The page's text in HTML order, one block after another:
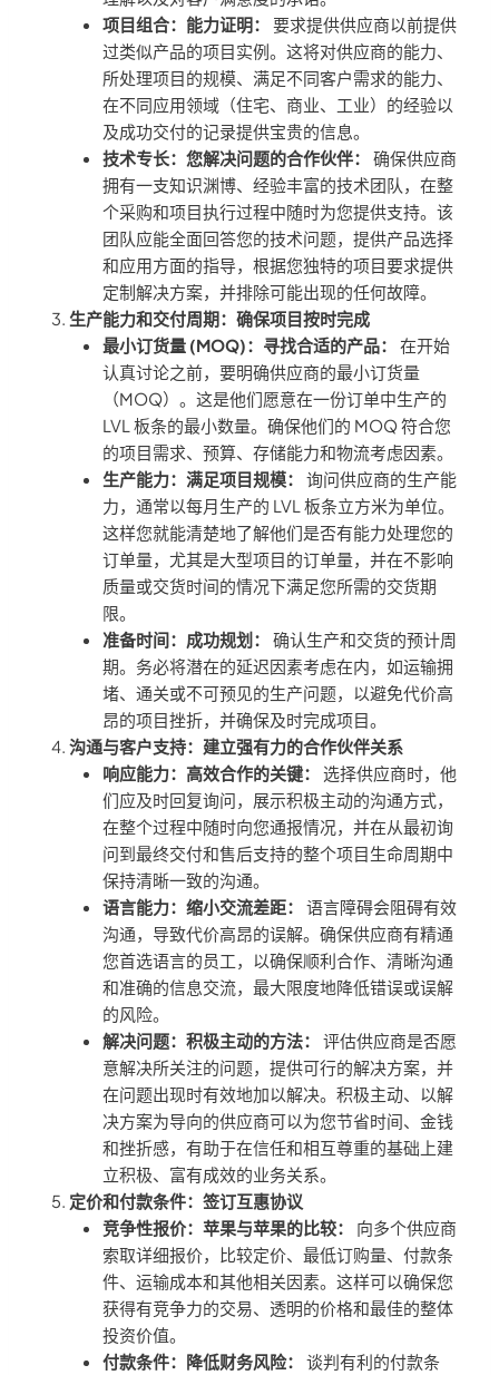
项目组合：能力证明：
要求提供供应商以前提供
过类似产品的项目实例。这将对供应商的能力、
所处理项目的规模、满足不同客户需求的能力、
在不同应用领域（住宅、商业、工业）的经验以
及成功交付的记录提供宝贵的信息。
技术专长：您解决问题的合作伙伴：
确保供应商
拥有一支知识渊博、经验丰富的技术团队，在整
个采购和项目执行过程中随时为您提供支持。该
团队应能全面回答您的技术问题，提供产品选择
和应用方面的指导，根据您独特的项目要求提供
定制解决方案，并排除可能出现的任何故障。
生产能力和交付周期：确保项目按时完成
最小订货量 (MOQ)：寻找合适的产品：
在开始
认真讨论之前，要明确供应商的最小订货量
（MOQ）。这是他们愿意在一份订单中生产的
LVL 板条的最小数量。确保他们的 MOQ 符合您
的项目需求、预算、存储能力和物流考虑因素。
生产能力：满足项目规模：
询问供应商的生产能
力，通常以每月生产的 LVL 板条立方米为单位。
这样您就能清楚地了解他们是否有能力处理您的
订单量，尤其是大型项目的订单量，并在不影响
质量或交货时间的情况下满足您所需的交货期
限。
准备时间：成功规划：
确认生产和交货的预计周
期。务必将潜在的延迟因素考虑在内，如运输拥
堵、通关或不可预见的生产问题，以避免代价高
昂的项目挫折，并确保及时完成项目。
沟通与客户支持：建立强有力的合作伙伴关系
响应能力：高效合作的关键：
选择供应商时，他
们应及时回复询问，展示积极主动的沟通方式，
在整个过程中随时向您通报情况，并在从最初询
问到最终交付和售后支持的整个项目生命周期中
保持清晰一致的沟通。
语言能力：缩小交流差距：
语言障碍会阻碍有效
沟通，导致代价高昂的误解。确保供应商有精通
您首选语言的员工，以确保顺利合作、清晰沟通
和准确的信息交流，最大限度地降低错误或误解
的风险。
解决问题：积极主动的方法：
评估供应商是否愿
意解决所关注的问题，提供可行的解决方案，并
在问题出现时有效地加以解决。积极主动、以解
决方案为导向的供应商可以为您节省时间、金钱
和挫折感，有助于在信任和相互尊重的基础上建
立积极、富有成效的业务关系。
定价和付款条件：签订互惠协议
竞争性报价：苹果与苹果的比较：
向多个供应商
索取详细报价，比较定价、最低订购量、付款条
件、运输成本和其他相关因素。这样可以确保您
获得有竞争力的交易、透明的价格和最佳的整体
投资价值。
付款条件：降低财务风险：
谈判有利的付款条